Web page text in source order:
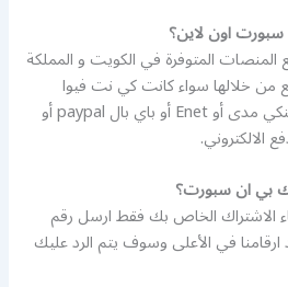
اون لاين؟
المتوفرة في الكويت و المملكة
من خلالها سواء كانت كي نت فيوا
ماستر كرات الفيزا كرت كارد بنكي مدى أو Enet أو باي بال paypal أو
الالكتروني.
بي ان سبورت؟
الاشتراك الخاص بك فقط ارسل رقم
في الأعلى وسوف يتم الرد عليك